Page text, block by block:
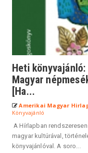
Heti
Magyar
[Ha...
Amerikai Magyar
Könyvajánló
A Hírlapban
magyar kultúrával,
könyvajánlóval. A soro...